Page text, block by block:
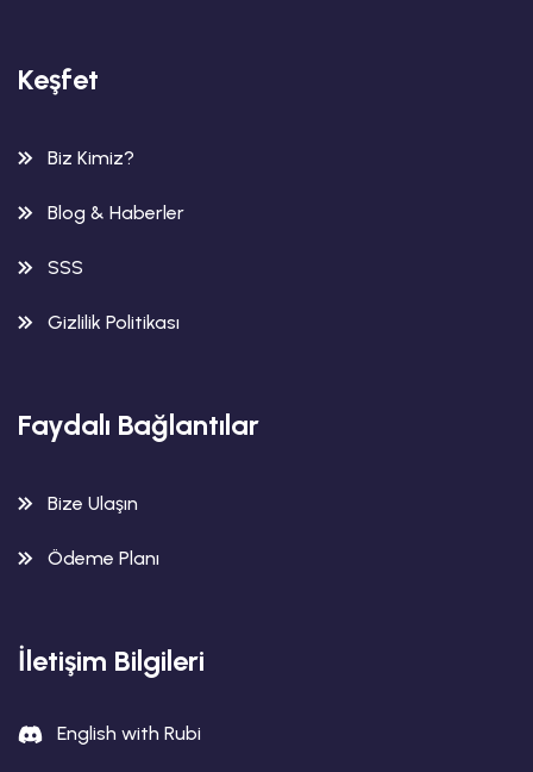
Keşfet
Biz Kimiz?
Blog & Haberler
SSS
Gizlilik Politikası
Faydalı Bağlantılar
Bize Ulaşın
Ödeme Planı
İletişim Bilgileri
English with Rubi